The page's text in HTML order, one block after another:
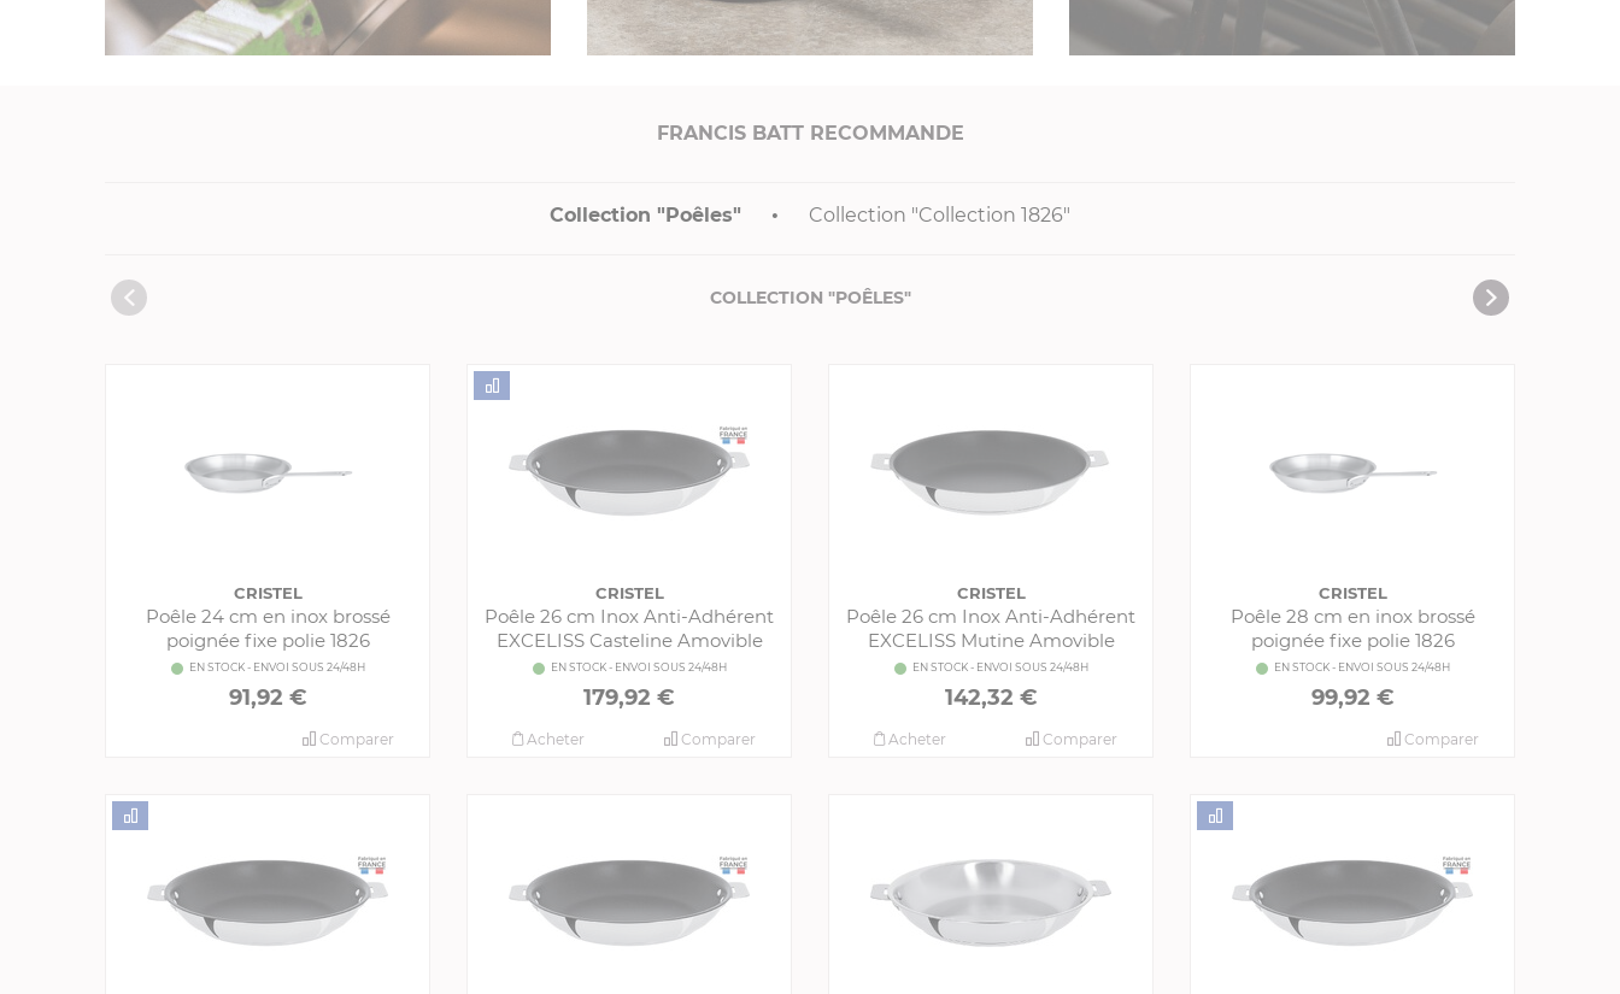
FRANCIS BATT RECOMMANDE
Collection "Poêles" Collection "Collection 1826"
COLLECTION "POÊLES"
CRISTEL
Poêle 24 cm en inox brossé
poignée fixe polie 1826
EN STOCK - ENVOI SOUS 24/48H
91,92 €
Comparer
CRISTEL
Poêle 26 cm Inox Anti-Adhérent
EXCELISS Casteline Amovible
EN STOCK - ENVOI SOUS 24/48H
179,92 €
Comparer
Acheter
CRISTEL
Poêle 26 cm Inox Anti-Adhérent
EXCELISS Mutine Amovible
EN STOCK - ENVOI SOUS 24/48H
142,32 €
Comparer
Acheter
CRISTEL
Poêle 28 cm en inox brossé
poignée fixe polie 1826
EN STOCK - ENVOI SOUS 24/48H
99,92 €
Comparer